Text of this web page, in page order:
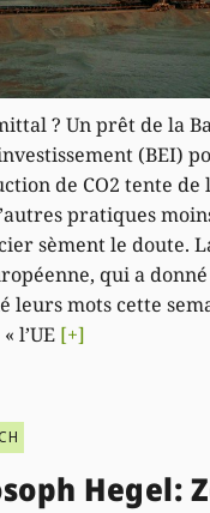
? Un prêt de la
(BEI)
de CO2 tente de
pratiques
sèment le doute.
qui a
leurs mots cette
l’UE [+]
Hegel: